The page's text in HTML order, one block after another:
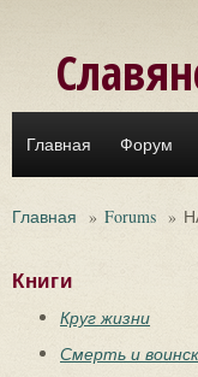
Главная Форум
Главная » Forums »
Книги
Круг жизни
Смерть и